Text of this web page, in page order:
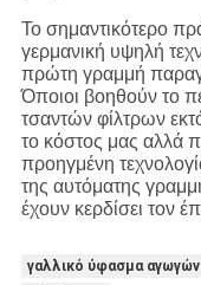
Το σημαντικότερο
γερμανική υψηλή
πρώτη γραμμή
Όποιοι βοηθούν το
τσαντών φίλτρων
το κόστος μας αλλά
προηγμένη
της αυτόματης
έχουν κερδίσει τον
γαλλικό ύφασμα αγωγών